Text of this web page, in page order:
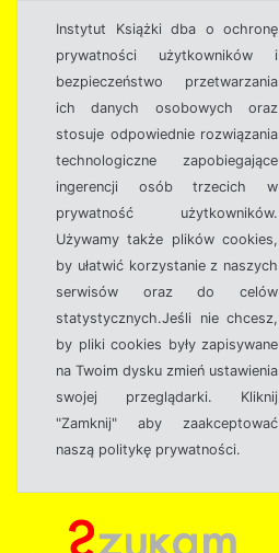
Instytut Książki dba o ochronę
prywatności użytkowników i
bezpieczeństwo przetwarzania
ich danych osobowych oraz
stosuje odpowiednie rozwiązania
technologiczne zapobiegające
ingerencji osób trzecich w
prywatność użytkowników.
Używamy także plików cookies,
by ułatwić korzystanie z naszych
serwisów oraz do celów
statystycznych.Jeśli nie chcesz,
by pliki cookies były zapisywane
na Twoim dysku zmień ustawienia
swojej przeglądarki. Kliknij
"Zamknij" aby zaakceptować
naszą politykę prywatności.